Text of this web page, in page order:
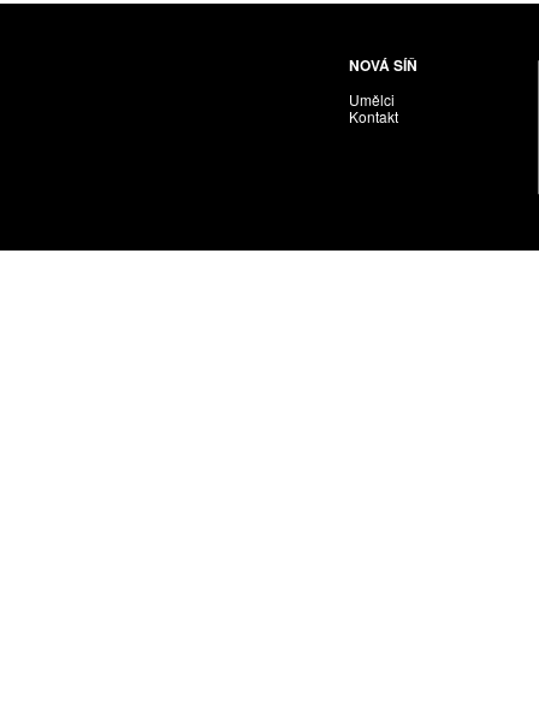
NOVÁ SÍŇ
Umělci
Kontakt